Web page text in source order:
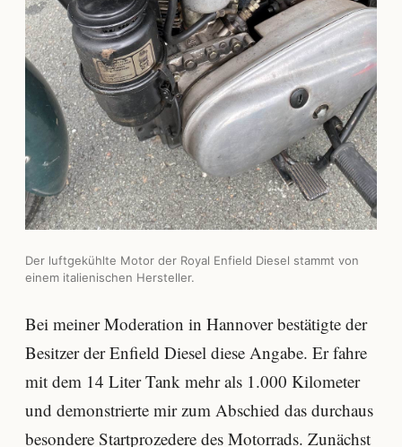
Der luftgekühlte Motor der Royal Enfield Diesel stammt von
einem italienischen Hersteller.
Bei meiner Moderation in Hannover bestätigte der
Besitzer der Enfield Diesel diese Angabe. Er fahre
mit dem 14 Liter Tank mehr als 1.000 Kilometer
und demonstrierte mir zum Abschied das durchaus
besondere Startprozedere des Motorrads. Zunächst